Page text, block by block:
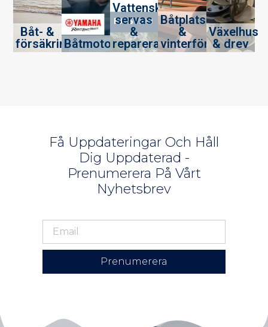
Båt- &
försäkringsskador
Båtmotorservice
Vattenskotrar
servas
&
repareras
Båtplats
&
vinterförvaring
Växelhus
& drev​
Få Uppdateringar Och Håll
Dig Uppdaterad -
Prenumerera På Vårt
Nyhetsbrev
Prenumerera